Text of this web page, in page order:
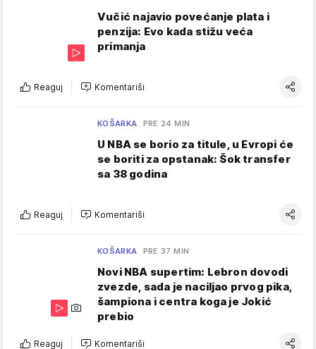
Vučić najavio povećanje plata i
penzija: Evo kada stižu veća
primanja
Reaguj Komentariši
KOŠARKA PRE 24 MIN
U NBA se borio za titule, u Evropi će
se boriti za opstanak: Šok transfer
sa 38 godina
Reaguj Komentariši
KOŠARKA PRE 37 MIN
Novi NBA supertim: Lebron dovodi
zvezde, sada je naciljao prvog pika,
šampiona i centra koga je Jokić
prebio
Reaguj Komentariši